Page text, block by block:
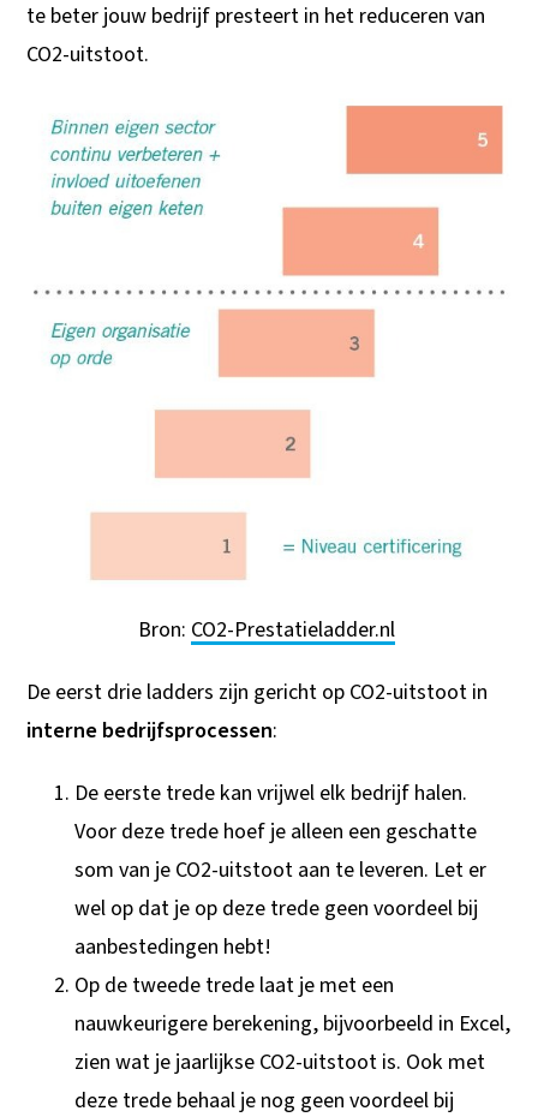
te beter jouw bedrijf presteert in het reduceren van
CO2-uitstoot.
Bron: CO2-Prestatieladder.nl
De eerst drie ladders zijn gericht op CO2-uitstoot in
interne bedrijfsprocessen:
De eerste trede kan vrijwel elk bedrijf halen.
Voor deze trede hoef je alleen een geschatte
som van je CO2-uitstoot aan te leveren. Let er
wel op dat je op deze trede geen voordeel bij
aanbestedingen hebt!
Op de tweede trede laat je met een
nauwkeurigere berekening, bijvoorbeeld in Excel,
zien wat je jaarlijkse CO2-uitstoot is. Ook met
deze trede behaal je nog geen voordeel bij